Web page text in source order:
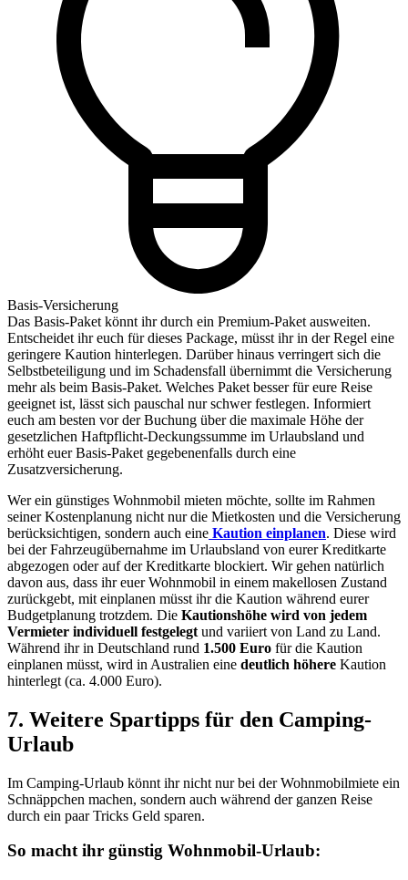
Basis-Versicherung
Das Basis-Paket könnt ihr durch ein Premium-Paket ausweiten.
Entscheidet ihr euch für dieses Package, müsst ihr in der Regel eine
geringere Kaution hinterlegen. Darüber hinaus verringert sich die
Selbstbeteiligung und im Schadensfall übernimmt die Versicherung
mehr als beim Basis-Paket. Welches Paket besser für eure Reise
geeignet ist, lässt sich pauschal nur schwer festlegen. Informiert
euch am besten vor der Buchung über die maximale Höhe der
gesetzlichen Haftpflicht-Deckungssumme im Urlaubsland und
erhöht euer Basis-Paket gegebenenfalls durch eine
Zusatzversicherung.
Wer ein günstiges Wohnmobil mieten möchte, sollte im Rahmen
seiner Kostenplanung nicht nur die Mietkosten und die Versicherung
berücksichtigen, sondern auch eine Kaution einplanen. Diese wird
bei der Fahrzeugübernahme im Urlaubsland von eurer Kreditkarte
abgezogen oder auf der Kreditkarte blockiert. Wir gehen natürlich
davon aus, dass ihr euer Wohnmobil in einem makellosen Zustand
zurückgebt, mit einplanen müsst ihr die Kaution während eurer
Budgetplanung trotzdem. Die Kautionshöhe wird von jedem
Vermieter individuell festgelegt und variiert von Land zu Land.
Während ihr in Deutschland rund 1.500 Euro für die Kaution
einplanen müsst, wird in Australien eine deutlich höhere Kaution
hinterlegt (ca. 4.000 Euro).
7. Weitere Spartipps für den Camping-
Urlaub
Im Camping-Urlaub könnt ihr nicht nur bei der Wohnmobilmiete ein
Schnäppchen machen, sondern auch während der ganzen Reise
durch ein paar Tricks Geld sparen.
So macht ihr günstig Wohnmobil-Urlaub: